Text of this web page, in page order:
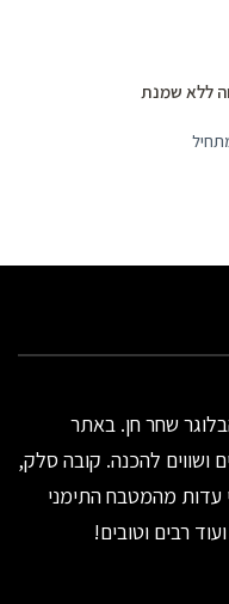
ללא שמנת
שחר חן. באתר
ושווים להכנה. קובה סלק,
עדות מהמטבח התימני
רבים וטובים!